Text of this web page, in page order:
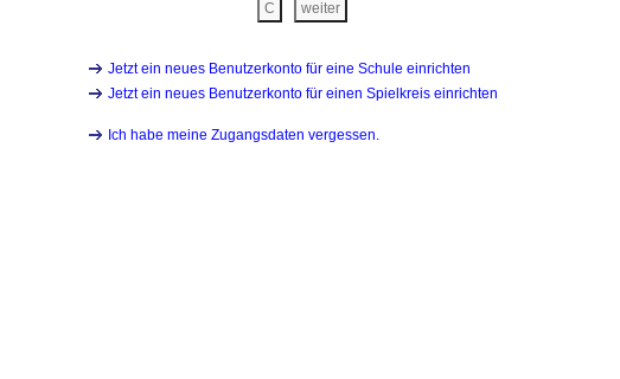
Jetzt ein neues Benutzerkonto für eine Schule einrichten
Jetzt ein neues Benutzerkonto für einen Spielkreis einrichten
Ich habe meine Zugangsdaten vergessen.